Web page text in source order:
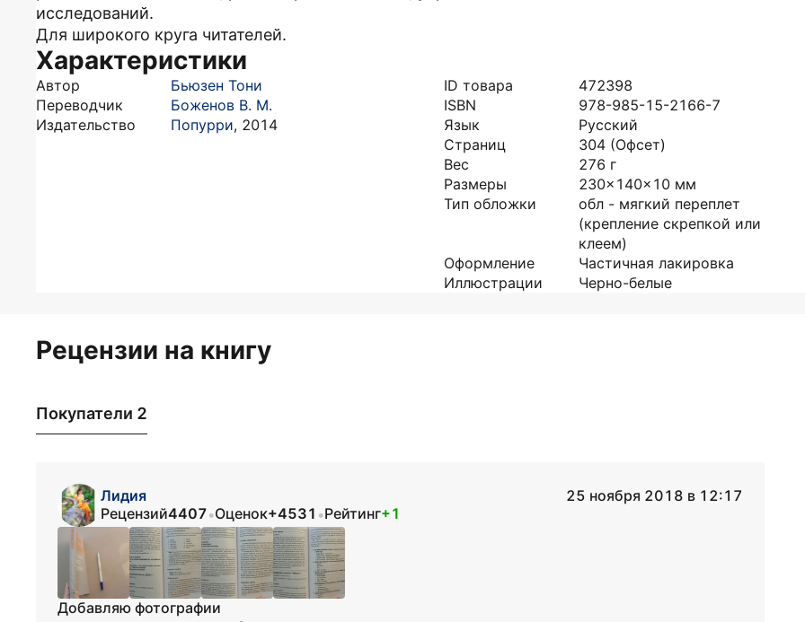
исследований.
Для широкого круга читателей.
Характеристики
Автор
Бьюзен Тони
Переводчик
Боженов В. М.
Издательство
Попурри, 2014
ID товара
472398
ISBN
978-985-15-2166-7
Язык
Русский
Страниц
304 (Офсет)
Вес
276 г
Размеры
230x140x10 мм
Тип обложки
обл - мягкий переплет
(крепление скрепкой или
клеем)
Оформление
Частичная лакировка
Иллюстрации
Черно-белые
Рецензии на книгу
Покупатели 2
Лидия
25 ноября 2018 в 12:17
Рецензий4407•Оценок+4531 •Рейтинг+1
Добавляю фотографии